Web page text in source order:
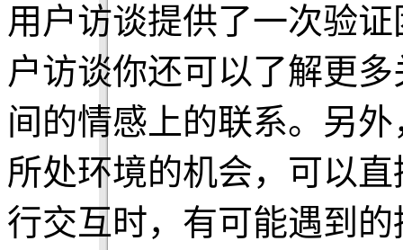
用户访谈提供了一次验
户访谈你还可以了解更
间的情感上的联系。另
所处环境的机会，可以
行交互时，有可能遇到